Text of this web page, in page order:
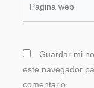
Guardar mi
este navegador
comentario.